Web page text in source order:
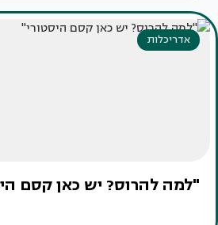
אדריכלות
"למה להרוס? יש כאן קסם